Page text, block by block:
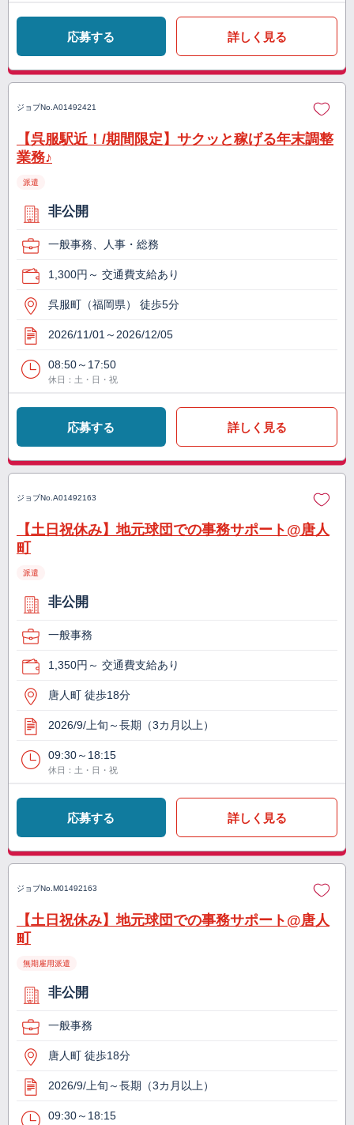
応募する 詳しく見る
ジョブNo. A01492421
【呉服駅近！/期間限定】サクッと稼げる年末調整
業務♪
派遣
非公開
一般事務、人事・総務
1,300円～ 交通費支給あり
呉服町（福岡県） 徒歩5分
2026/11/01～2026/12/05
08:50～17:50
休日：土・日・祝
応募する 詳しく見る
ジョブNo. A01492163
【土日祝休み】地元球団での事務サポート@唐人
町
派遣
非公開
一般事務
1,350円～ 交通費支給あり
唐人町 徒歩18分
2026/9/上旬～長期（3カ月以上）
09:30～18:15
休日：土・日・祝
応募する 詳しく見る
ジョブNo. M01492163
【土日祝休み】地元球団での事務サポート@唐人
町
無期雇用派遣
非公開
一般事務
唐人町 徒歩18分
2026/9/上旬～長期（3カ月以上）
09:30～18:15